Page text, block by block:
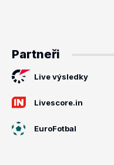
Partneři
Live výsledky
Livescore.in
EuroFotbal